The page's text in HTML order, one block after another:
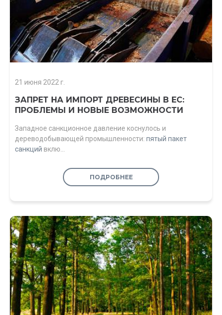
21 июня 2022 г.
ЗАПРЕТ НА ИМПОРТ ДРЕВЕСИНЫ В ЕС:
ПРОБЛЕМЫ И НОВЫЕ ВОЗМОЖНОСТИ
Западное санкционное давление коснулось и
дереводобывающей промышленности: пятый пакет
санкций вклю…
ПОДРОБНЕЕ